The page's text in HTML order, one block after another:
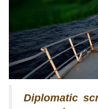
Diplomatic